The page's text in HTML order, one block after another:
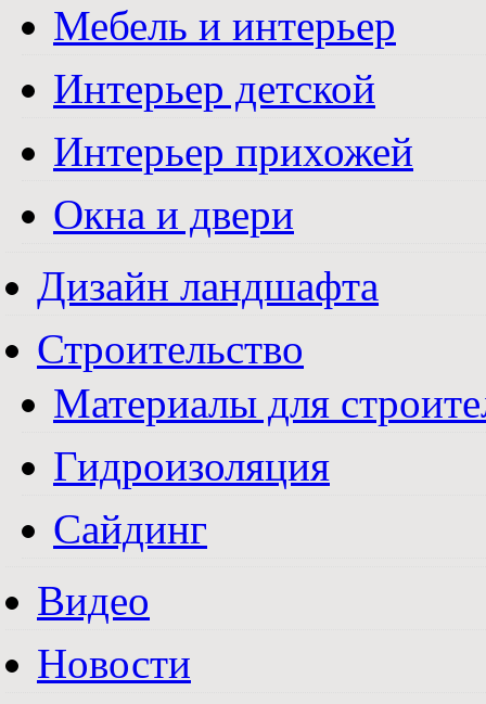
Мебель и интерьер
Интерьер детской
Интерьер прихожей
Окна и двери
Дизайн ландшафта
Строительство
Материалы для
Гидроизоляция
Сайдинг
Видео
Новости